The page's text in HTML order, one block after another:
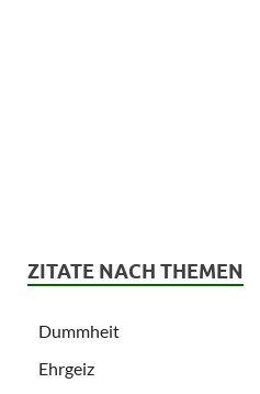
ZITATE NACH THEMEN
Dummheit
Ehrgeiz